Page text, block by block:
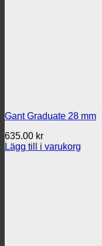
Gant Graduate 28 mm
635.00 kr
Lägg till i varukorg